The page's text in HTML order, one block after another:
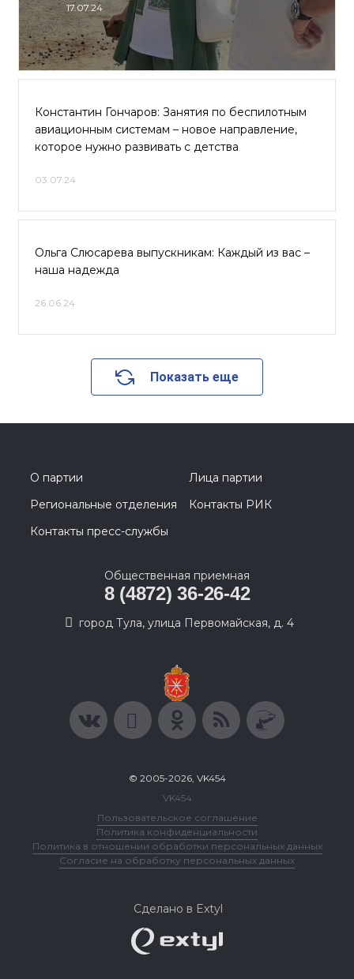
17.07.24
Константин Гончаров: Занятия по беспилотным
авиационным системам – новое направление,
которое нужно развивать с детства
03.07.24
Ольга Слюсарева выпускникам: Каждый из вас –
наша надежда
26.06.24
Показать еще
О партии
Лица партии
Региональные отделения
Контакты РИК
Контакты пресс-службы
Общественная приемная
8 (4872) 36-26-42
город Тула, улица Первомайская, д. 4
© 2005-2026, VK454
VK454
Пользовательское соглашение
Политика конфиденциальности
Политика в отношении обработки персональных данных
Согласие на обработку персональных данных
Сделано в Extyl